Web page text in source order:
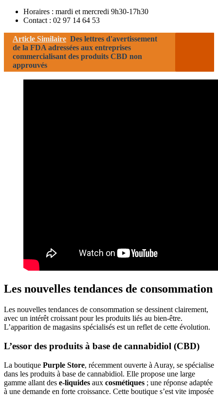
Horaires : mardi et mercredi 9h30-17h30
Contact : 02 97 14 64 53
Article Similaire Des lettres d'avertissement
de la FDA adressées aux entreprises
commercialisant des produits CBD non
approuvés
Les nouvelles tendances de consommation
Les nouvelles tendances de consommation se dessinent clairement,
avec un intérêt croissant pour les produits liés au bien-être.
L’apparition de magasins spécialisés est un reflet de cette évolution.
L’essor des produits à base de cannabidiol (CBD)
La boutique Purple Store, récemment ouverte à Auray, se spécialise
dans les produits à base de cannabidiol. Elle propose une large
gamme allant des e-liquides aux cosmétiques ; une réponse adaptée
à une demande en forte croissance. Cette boutique s’est vite imposée